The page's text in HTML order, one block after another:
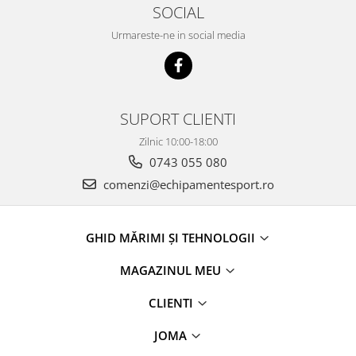
SOCIAL
Urmareste-ne in social media
SUPORT CLIENTI
Zilnic 10:00-18:00
0743 055 080
comenzi@echipamentesport.ro
GHID MĂRIMI ȘI TEHNOLOGII
MAGAZINUL MEU
CLIENTI
JOMA